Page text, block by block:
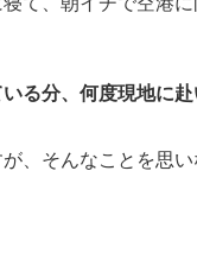
る分、何度現地に
、そんなことを思